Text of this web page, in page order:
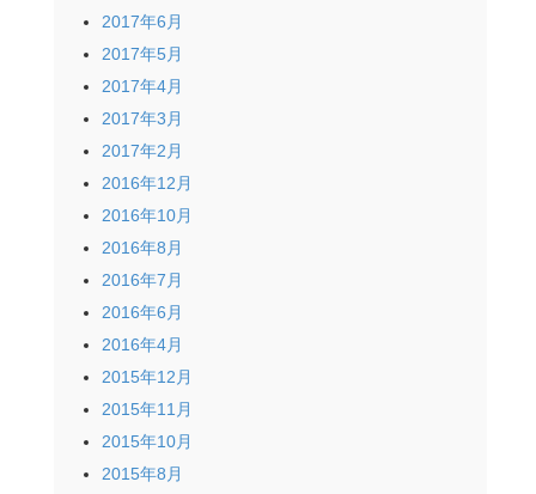
2017年6月
2017年5月
2017年4月
2017年3月
2017年2月
2016年12月
2016年10月
2016年8月
2016年7月
2016年6月
2016年4月
2015年12月
2015年11月
2015年10月
2015年8月